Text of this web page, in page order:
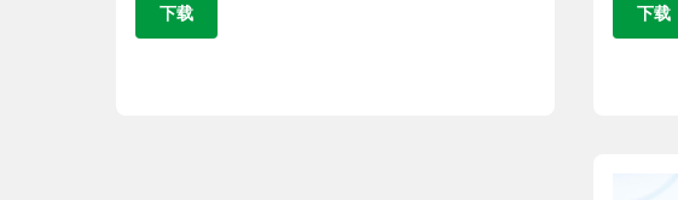
下载 下载